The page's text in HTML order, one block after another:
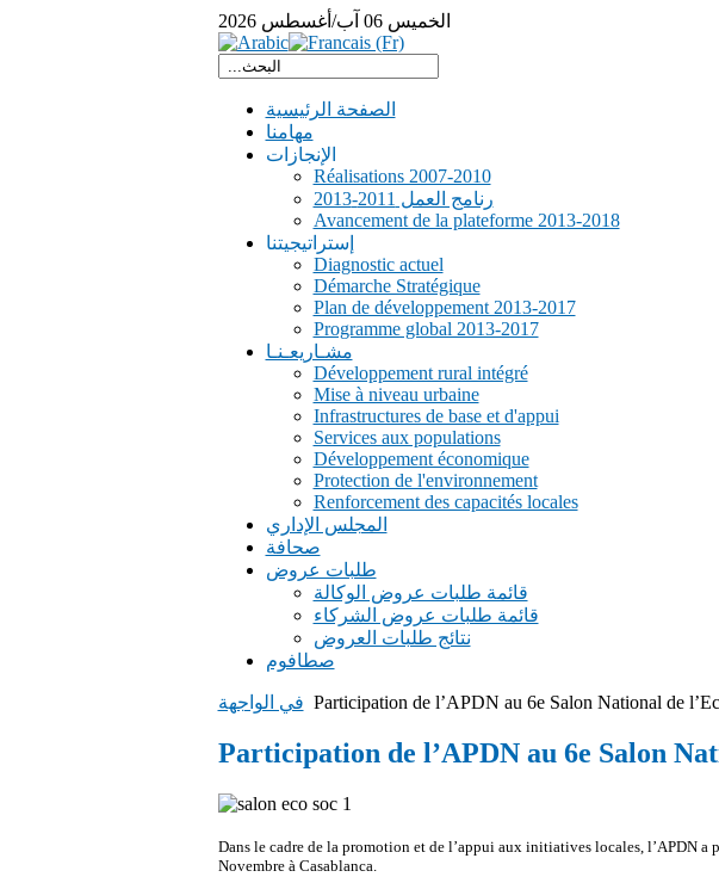
الخميس 06 آب/أغسطس 2026
الصفحة الرئيسية
مهامنا
الإنجازات
Réalisations 2007-2010
رنامج العمل 2011-2013
Avancement de la plateforme 2013-2018
إستراتيجيتنا
Diagnostic actuel
Démarche Stratégique
Plan de développement 2013-2017
Programme global 2013-2017
مشـاريعـنـا
Développement rural intégré
Mise à niveau urbaine
Infrastructures de base et d'appui
Services aux populations
Développement économique
Protection de l'environnement
Renforcement des capacités locales
المجلس الإداري
صحافة
طلبات عروض
قائمة طلبات عروض الوكالة
قائمة طلبات عروض الشركاء
نتائج طلبات العروض
صطافوم
في الواجهة Participation de l’APDN au 6e Salon National de
Participation de l’APDN au 6e Salon
Dans le cadre de la promotion et de l’appui aux initiatives locales, l’APDN a
Novembre à Casablanca.